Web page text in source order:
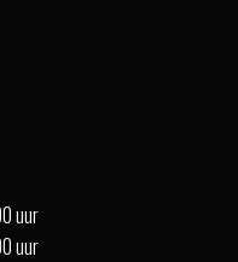
uur
uur